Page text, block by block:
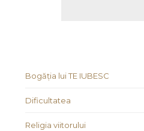
Bogăția lui TE IUBESC
Dificultatea
Religia viitorului